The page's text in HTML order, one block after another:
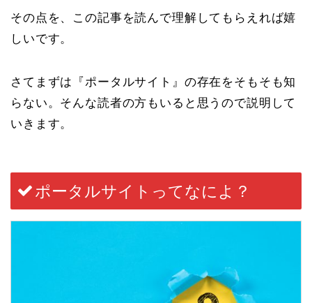
その点を、この記事を読んで理解してもらえれば嬉
しいです。
さてまずは『ポータルサイト』の存在をそもそも知
らない。そんな読者の方もいると思うので説明して
いきます。
ポータルサイトってなによ？